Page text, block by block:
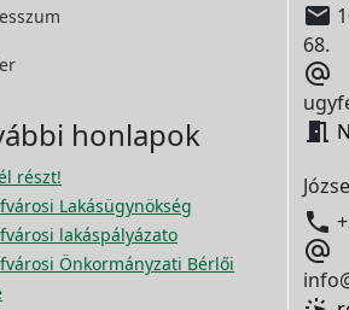
honlapok
részt!
Lakásügynökség
lakáspályázato
Önkormányzati Bérlői

68.



